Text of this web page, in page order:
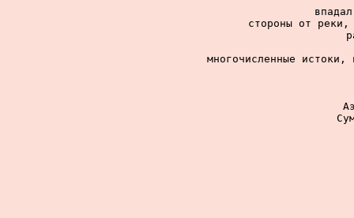
стороны от реки,
многочисленные